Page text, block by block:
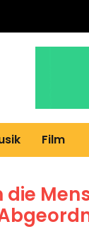
Film
die